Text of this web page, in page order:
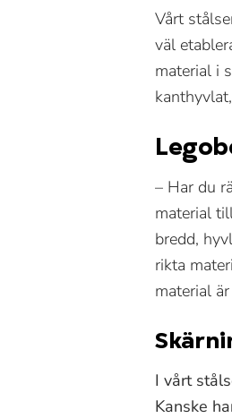
Vårt
väl
material i
– Har du
material
bredd,
rikta
material
I vårt
Kanske